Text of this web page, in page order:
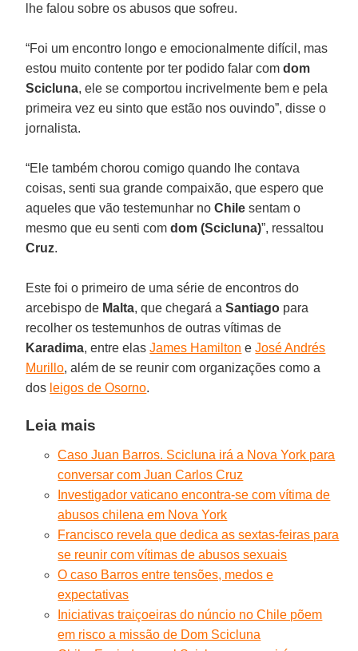
lhe falou sobre os abusos que sofreu.
“Foi um encontro longo e emocionalmente difícil, mas
estou muito contente por ter podido falar comdom
Scicluna, ele se comportou incrivelmente bem e pela
primeira vez eu sinto que estão nos ouvindo”, disse o
jornalista.
“Ele também chorou comigo quando lhe contava
coisas, senti sua grande compaixão, que espero que
aqueles que vão testemunhar noChile sentam o
mesmo que eu senti comdom (Scicluna)”, ressaltou
Cruz.
Este foi o primeiro de uma série de encontros do
arcebispo de Malta, que chegará aSantiago para
recolher os testemunhos de outras vítimas de
Karadima, entre elasJames Hamilton eJosé Andrés
Murillo, além de se reunir com organizações como a
dos leigos de Osorno.
Leia mais
Caso Juan Barros. Scicluna irá a Nova York para
conversar com Juan Carlos Cruz
Investigador vaticano encontra-se com vítima de
abusos chilena em Nova York
Francisco revela que dedica as sextas-feiras para
se reunir com vítimas de abusos sexuais
O caso Barros entre tensões, medos e
expectativas
Iniciativas traiçoeiras do núncio no Chile põem
em risco a missão de Dom Scicluna